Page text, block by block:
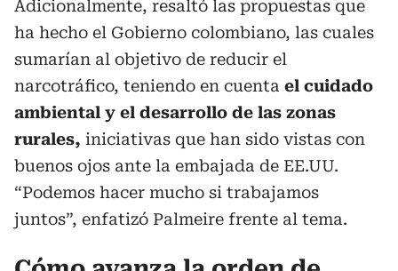
Adicionalmente, resaltó las propuestas que
ha hecho el Gobierno colombiano, las cuales
sumarían al objetivo de reducir el
narcotráfico, teniendo en cuenta el cuidado
ambiental y el desarrollo de las zonas
rurales, iniciativas que han sido vistas con
buenos ojos ante la embajada de EE.UU.
“Podemos hacer mucho si trabajamos
juntos”, enfatizó Palmeire frente al tema.